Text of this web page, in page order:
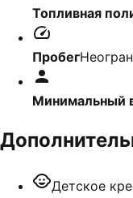
Топливная
Пробег
Минимальный
Детское